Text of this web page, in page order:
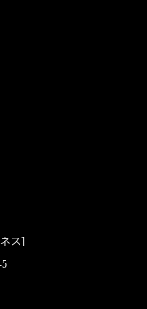
ス]